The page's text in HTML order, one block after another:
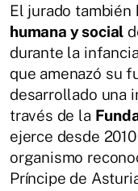
El jurado también
humana y social
durante la
que amenazó su
desarrollado una
través de la
ejerce desde
organismo
Príncipe de